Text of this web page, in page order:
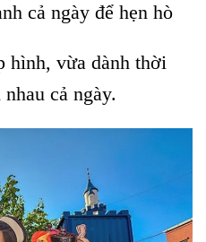
cả ngày để hẹn hò
hình, vừa dành thời
cả ngày.